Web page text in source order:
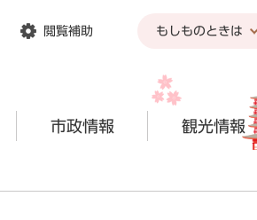
閲覧補助 もしものときは
市政情報 観光情報